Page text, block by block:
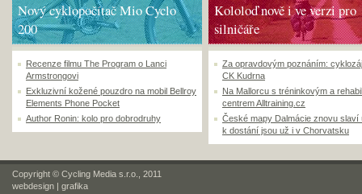
Nový cyklopočítač Mio Cyclo
200
Recenze filmu The Program o Lanci
Armstrongovi
Exkluzivní kožené pouzdro na mobil Bellroy
Elements Phone Pocket
Author Ronin: kolo pro dobrodruhy
Kololoď nově i ve verzi pro
silničáře
Za opravdovým poznáním:
CK Kudrna
Na Mallorcu s tréninkovým a
centrem Alltraining.cz
České mapy Dalmácie znovu slaví
k dostání jsou už i v Chorvatsku
Copyright © Cycling Media s.r.o., 2011
webdesign | grafika